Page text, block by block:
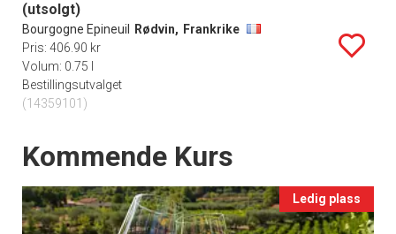
(utsolgt)
Bourgogne Epineuil Rødvin, Frankrike
Pris: 406.90 kr
Volum: 0.75 l
Bestillingsutvalget
(14359101)
Events
Kommende Kurs
Ledig plass